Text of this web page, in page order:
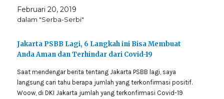
Februari 20, 2019
dalam "Serba-Serbi"
Jakarta PSBB Lagi, 6 Langkah ini Bisa Membuat
Anda Aman dan Terhindar dari Covid-19
Saat mendengar berita tentang Jakarta PSBB lagi, saya
langsung cari tahu berapa jumlah yang terkonfirmasi positif.
Woow, di DKI Jakarta jumlah yang terkonfirmasi Covid-19